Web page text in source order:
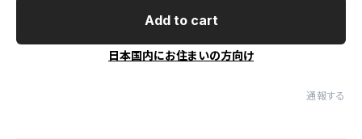
Add to cart
日本国内にお住まいの方向け
通報する